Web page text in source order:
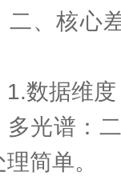
核心差
据维度
谱：二
简单。